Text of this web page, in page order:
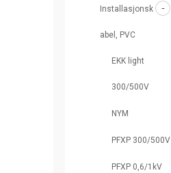
Installasjonsk
abel, PVC
EKK light
300/500V
NYM
PFXP 300/500V
PFXP 0,6/1kV